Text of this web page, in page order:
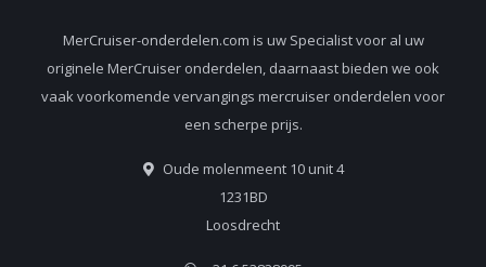
MerCruiser-onderdelen.com is uw Specialist voor al uw
originele MerCruiser onderdelen, daarnaast bieden we ook
vaak voorkomende vervangings mercruiser onderdelen voor
een scherpe prijs.
Oude molenmeent 10 unit 4
1231BD
Loosdrecht